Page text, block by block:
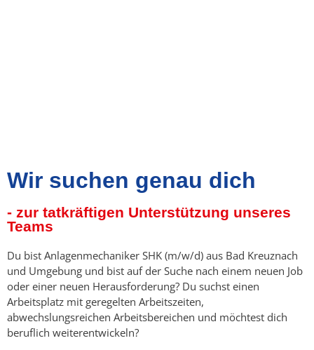
Wir suchen genau dich
- zur tatkräftigen Unterstützung unseres
Teams
Du bist Anlagenmechaniker SHK (m/w/d) aus Bad Kreuznach
und Umgebung und bist auf der Suche nach einem neuen Job
oder einer neuen Herausforderung? Du suchst einen
Arbeitsplatz mit geregelten Arbeitszeiten,
abwechslungsreichen Arbeitsbereichen und möchtest dich
beruflich weiterentwickeln?